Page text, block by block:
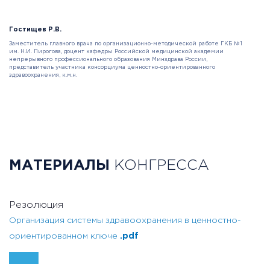
Гостищев Р.В.
Заместитель главного врача по организационно-методической работе ГКБ №1
им. Н.И. Пирогова, доцент кафедры Российской медицинской академии
непрерывного профессионального образования Минздрава России,
представитель участника консорциума ценностно-ориентированного
здравоохранения, к.м.н.
МАТЕРИАЛЫ КОНГРЕССА
Резолюция
Организация системы здравоохранения в ценностно-
ориентированном ключе .pdf